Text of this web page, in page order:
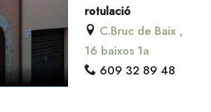
rotulació
C.Bruc de Baix ,
16 baixos 1a
609 32 89 48